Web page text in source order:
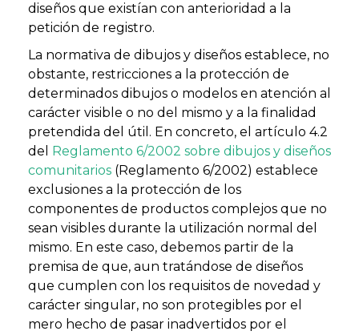
diseños que existían con anterioridad a la
petición de registro.
La normativa de dibujos y diseños establece, no
obstante, restricciones a la protección de
determinados dibujos o modelos en atención al
carácter visible o no del mismo y a la finalidad
pretendida del útil. En concreto, el artículo 4.2
del
Reglamento 6/2002 sobre dibujos y diseños
comunitarios (Reglamento 6/2002) establece
exclusiones a la protección de los
componentes de productos complejos que no
sean visibles durante la utilización normal del
mismo. En este caso, debemos partir de la
premisa de que, aun tratándose de diseños
que cumplen con los requisitos de novedad y
carácter singular, no son protegibles por el
mero hecho de pasar inadvertidos por el